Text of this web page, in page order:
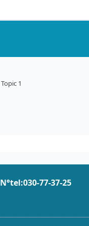
Topic 1
N°tel:030-77-37-25